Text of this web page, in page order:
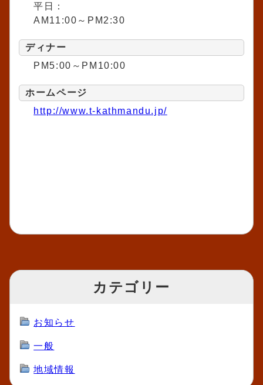
平日：
AM11:00～PM2:30
ディナー
PM5:00～PM10:00
ホームページ
http://www.t-kathmandu.jp/
カテゴリー
お知らせ
一般
地域情報